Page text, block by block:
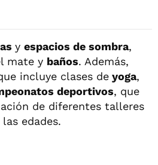
y espacios de sombra,
mate y baños. Además,
incluye clases de yoga,
deportivos, que
de diferentes talleres
edades.